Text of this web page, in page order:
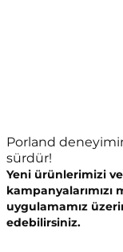
Porland
sürdür!
Yeni ürünlerimizi
kampanyalarımızı
uygulamamız
edebilirsiniz.